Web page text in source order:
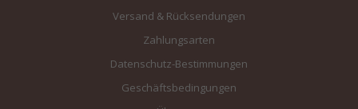
Versand & Rücksendungen
Zahlungsarten
Datenschutz-Bestimmungen
Geschäftsbedingungen